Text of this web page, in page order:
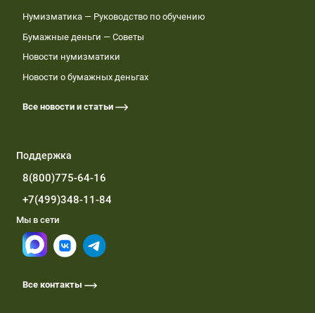
Нумизматика — Руководство по обучению
Бумажные деньги — Советы
Новости нумизматики
Новости о бумажных деньгах
Все новости и статьи
Поддержка
8(800)775-64-16
+7(499)348-11-84
Мы в сети
Все контакты